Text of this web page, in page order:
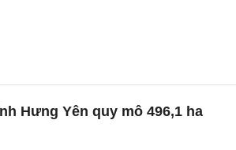
Hưng Yên quy mô 496,1 ha